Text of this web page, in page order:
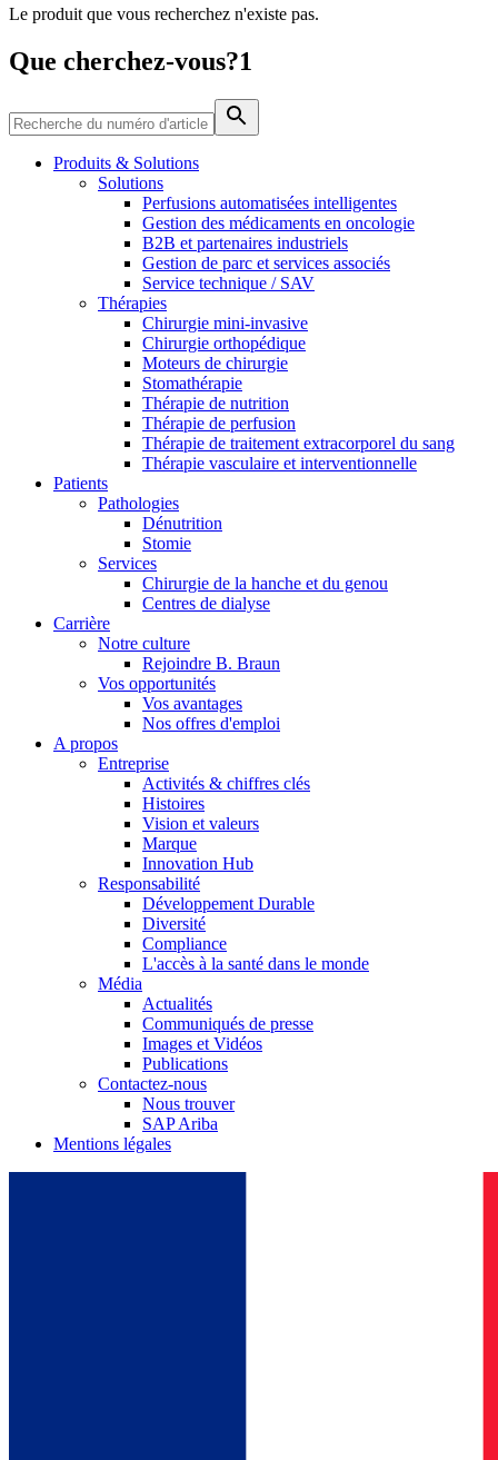
Catalogue de produits
Trouvez le produit que vous recherchez. Visitez le catalogue
de produits B. Braun avec notre portefeuille complet.
Média
Contactez-nous
Pôle d’innovation
Stimulons ensemble l’innovation dans la technologie
médicale. Apprenez-en plus sur notre centre d’innovation et
présentez votre idée.
En dialogue avec B. Braun. Contactez-nous.
Le produit que vous recherchez n'existe pas.
Que cherchez-vous?1
Produits & Solutions
Solutions
Perfusions automatisées intelligentes
Gestion des médicaments en oncologie
B2B et partenaires industriels
Gestion de parc et services associés
Service technique / SAV
Thérapies
Chirurgie mini-invasive
Chirurgie orthopédique
Moteurs de chirurgie
Stomathérapie
Thérapie de nutrition
Thérapie de perfusion
Thérapie de traitement extracorporel du sang
Thérapie vasculaire et interventionnelle
Patients
Pathologies
Dénutrition
Stomie
Services
Chirurgie de la hanche et du genou
Centres de dialyse
Carrière
Notre culture
Rejoindre B. Braun
Vos opportunités
Vos avantages
Nos offres d'emploi
A propos
Entreprise
Activités & chiffres clés
Histoires
Vision et valeurs
Marque
Innovation Hub
Responsabilité
Développement Durable
Diversité
Compliance
L'accès à la santé dans le monde
Média
Actualités
Communiqués de presse
Images et Vidéos
Publications
Contactez-nous
Nous trouver
SAP Ariba
Mentions légales